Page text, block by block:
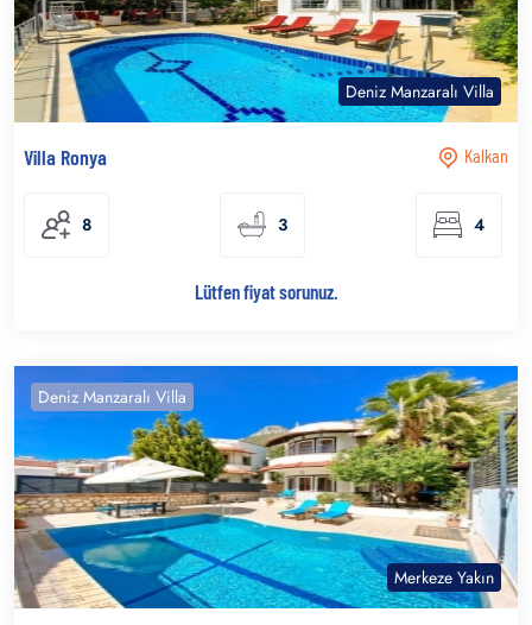
Deniz Manzaralı Villa
Kalkan
Villa Ronya
8 3 4
Lütfen fiyat sorunuz.
Deniz Manzaralı Villa
Merkeze Yakın